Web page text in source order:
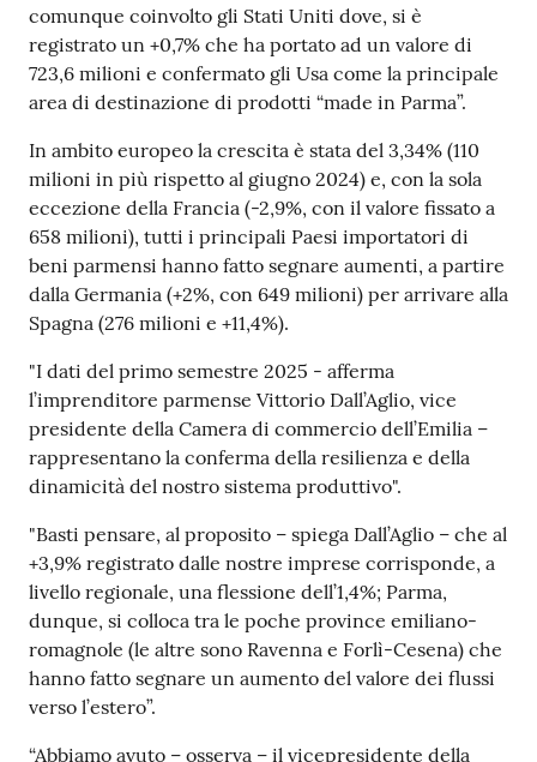
comunque coinvolto gli Stati Uniti dove, si è
registrato un +0,7% che ha portato ad un valore di
723,6 milioni e confermato gli Usa come la principale
area di destinazione di prodotti “made in Parma”.
In ambito europeo la crescita è stata del 3,34% (110
milioni in più rispetto al giugno 2024) e, con la sola
eccezione della Francia (-2,9%, con il valore fissato a
658 milioni), tutti i principali Paesi importatori di
beni parmensi hanno fatto segnare aumenti, a partire
dalla Germania (+2%, con 649 milioni) per arrivare alla
Spagna (276 milioni e +11,4%).
"I dati del primo semestre 2025 - afferma
l’imprenditore parmense Vittorio Dall’Aglio, vice
presidente della Camera di commercio dell’Emilia –
rappresentano la conferma della resilienza e della
dinamicità del nostro sistema produttivo".
"Basti pensare, al proposito – spiega Dall’Aglio – che al
+3,9% registrato dalle nostre imprese corrisponde, a
livello regionale, una flessione dell’1,4%; Parma,
dunque, si colloca tra le poche province emiliano-
romagnole (le altre sono Ravenna e Forlì-Cesena) che
hanno fatto segnare un aumento del valore dei flussi
verso l’estero”.
“Abbiamo avuto – osserva – il vicepresidente della